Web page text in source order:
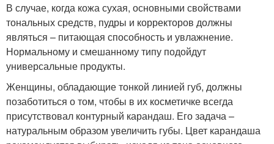
В случае, когда кожа сухая, основными свойствами
тональных средств, пудры и корректоров должны
являться – питающая способность и увлажнение.
Нормальному и смешанному типу подойдут
универсальные продукты.
Женщины, обладающие тонкой линией губ, должны
позаботиться о том, чтобы в их косметичке всегда
присутствовал контурный карандаш. Его задача –
натуральным образом увеличить губы. Цвет карандаша